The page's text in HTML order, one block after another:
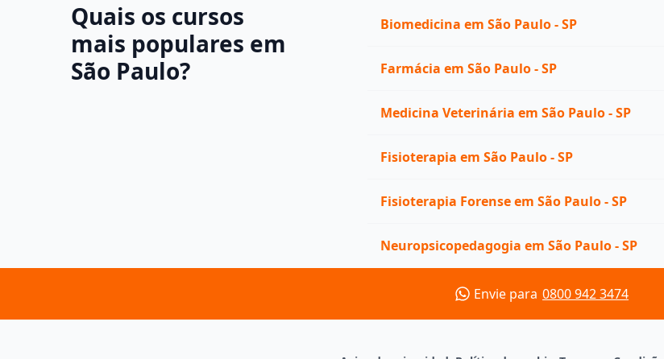
Quais os cursos
mais populares em
São Paulo?
Biomedicina em São Paulo - SP
Farmácia em São Paulo - SP
Medicina Veterinária em São Paulo - SP
Fisioterapia em São Paulo - SP
Fisioterapia Forense em São Paulo - SP
Neuropsicopedagogia em São Paulo - SP
Envie para 0800 942 3474